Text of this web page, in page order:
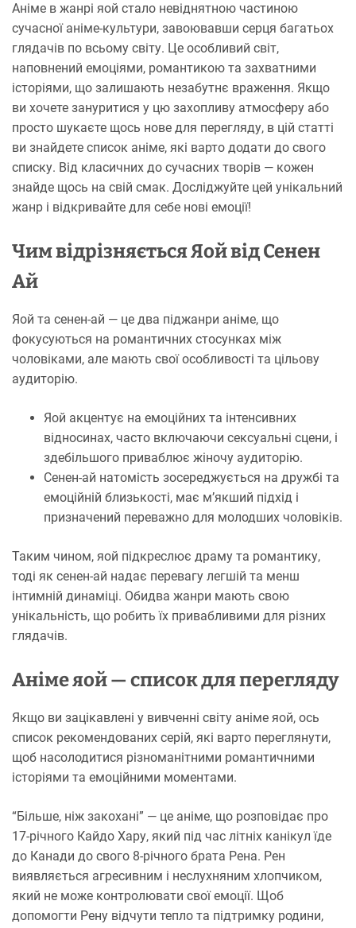
Аніме в жанрі яой стало невіднятною частиною
сучасної аніме-культури, завоювавши серця багатьох
глядачів по всьому світу. Це особливий світ,
наповнений емоціями, романтикою та захватними
історіями, що залишають незабутнє враження. Якщо
ви хочете зануритися у цю захопливу атмосферу або
просто шукаєте щось нове для перегляду, в цій статті
ви знайдете список аніме, які варто додати до свого
списку. Від класичних до сучасних творів — кожен
знайде щось на свій смак. Досліджуйте цей унікальний
жанр і відкривайте для себе нові емоції!
Чим відрізняється Яой від Сенен
Ай
Яой та сенен-ай — це два піджанри аніме, що
фокусуються на романтичних стосунках між
чоловіками, але мають свої особливості та цільову
аудиторію.
Яой акцентує на емоційних та інтенсивних
відносинах, часто включаючи сексуальні сцени, і
здебільшого приваблює жіночу аудиторію.
Сенен-ай натомість зосереджується на дружбі та
емоційній близькості, має м’якший підхід і
призначений переважно для молодших чоловіків.
Таким чином, яой підкреслює драму та романтику,
тоді як сенен-ай надає перевагу легшій та менш
інтимній динаміці. Обидва жанри мають свою
унікальність, що робить їх привабливими для різних
глядачів.
Аніме яой — список для перегляду
Якщо ви зацікавлені у вивченні світу аніме яой, ось
список рекомендованих серій, які варто переглянути,
щоб насолодитися різноманітними романтичними
історіями та емоційними моментами.
“Більше, ніж закохані” — це аніме, що розповідає про
17-річного Кайдо Хару, який під час літніх канікул їде
до Канади до свого 8-річного брата Рена. Рен
виявляється агресивним і неслухняним хлопчиком,
який не може контролювати свої емоції. Щоб
допомогти Рену відчути тепло та підтримку родини,